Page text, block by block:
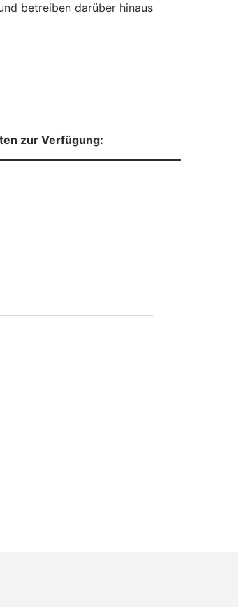
betreiben darüber hinaus
zur Verfügung: